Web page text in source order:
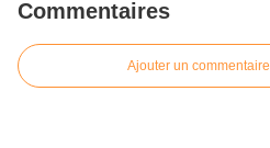
Commentaires
Ajouter un commentaire